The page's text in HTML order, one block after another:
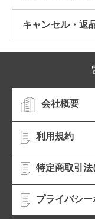
キャンセル・返
会社概要
利用規約
特定商取引
プライバシ